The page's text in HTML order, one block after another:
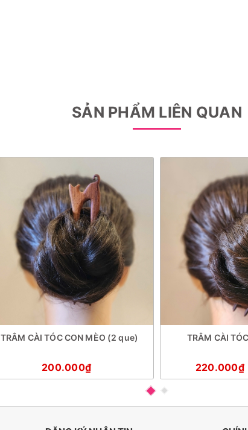
SẢN PHẨM LIÊN QUAN
TRÂM CÀI TÓC CON MÈO (2 que)
200.000₫
TRÂM CÀI
220.000₫